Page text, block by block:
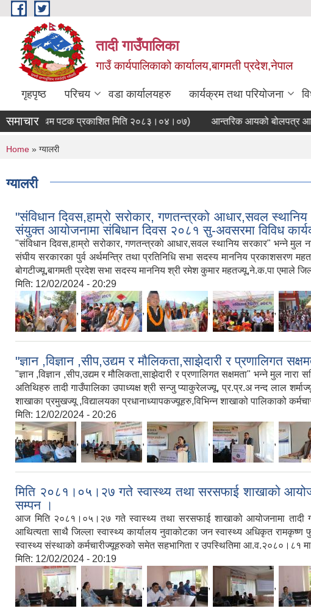
Skip to main content
तादी गाउँपालिका
गाउँ कार्यपालिकाको कार्यालय,बागमती प्रदेश,नेपाल
गृहपृष्ठ परिचय वडा कार्यालयहरु कार्यक्रम तथा परियोजना
समाचारपटक प्रकाशित मिति २०८३।०४।०७) आन्तरिक आयको बोलपत्र आव्हान
You are here
Home » ग्यालरी
ग्यालरी
"संविधान दिवस,हाम्रो सरोकार, गणतन्त्रको आधार,सवल
संयुक्त आयोजनामा संबिधान दिवस २०८१ सु-अवसरमा विविध
"संविधान दिवस,हाम्रो सरोकार, गणतन्त्रको आधार,सवल स्थानिय सरकार" भन्ने
संघीय सरकारका पुर्व अर्थमन्त्रि तथा प्रतिनिधि सभा सदस्य माननिय प्रकाशसरण
बोगटीज्यू,बागमती प्रदेश सभा सदस्य माननिय श्री रमेश कुमार महतज्यू,ने.क.पा एमाले
मिति: 12/02/2024 - 20:29
, , , ,
"ज्ञान ,विज्ञान ,सीप,उद्यम र मौलिकता,साझेदारी र प्रणालिगत
"ज्ञान ,विज्ञान ,सीप,उद्यम र मौलिकता,साझेदारी र प्रणालिगत सक्षमता" भन्ने मुल
अतिथिहरु तादी गाउँपालिका उपाध्यक्ष श्री सन्जु प्याकुरेलज्यू, प्र.प्र.अ नन्द लाल
शाखाका प्रमुखज्यू ,विद्यालयका प्रधानाध्यापकज्यूहरु,विभिन्न शाखाको पालिकाको
मिति: 12/02/2024 - 20:26
, , , ,
मिति २०८१।०५।२७ गते स्वास्थ्य तथा सरसफाई शाखाको
सम्पन ।
आज मिति २०८१।०५।२७ गते स्वास्थ्य तथा सरसफाई शाखाको आयोजनामा तादी
आथित्यता साथै जिल्ला स्वास्थ्य कार्यालय नुवाकोटका जन स्वास्थ्य अधिकृत रामकृष्ण
स्वास्थ्य संस्थाको कर्मचारीज्यूहरुको समेत सहभागिता र उपस्थितिमा आ.व.२०८०।८१ मा
मिति: 12/02/2024 - 20:19
, , , ,